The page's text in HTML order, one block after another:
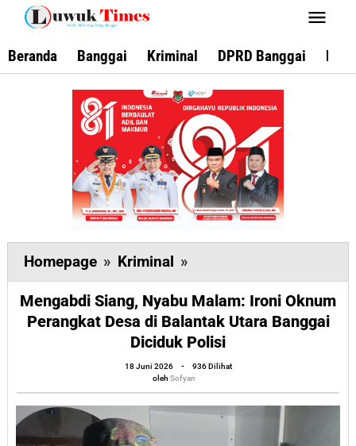
Lewati
konten
Beranda Banggai Kriminal DPRD Banggai
Homepage » Kriminal »
Siang,
Nyabu
Malam:
Ironi
Oknum
Perangkat
Desa
Mengabdi Siang, Nyabu Malam: Ironi Oknum
Perangkat Desa di Balantak Utara Banggai
Diciduk Polisi
18 Juni 2026
oleh
Sofyan
-
936 Dilihat
oleh Sofyan